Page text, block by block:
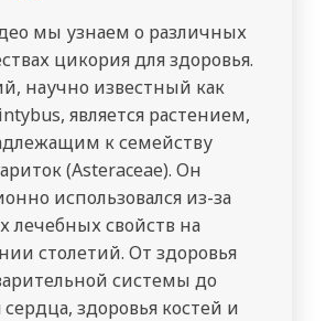
мы узнаем о различных
цикория для здоровья.
научно известный как
является растением,
к семейству
(Asteraceae). Он
использовался из-за
лечебных свойств на
столетий. От здоровья
системы до
сердца, здоровья костей и